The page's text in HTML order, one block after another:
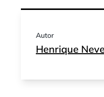
Autor
Henrique